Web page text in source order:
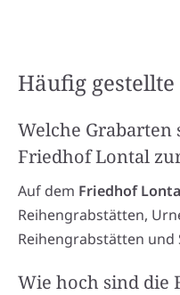
Häufig
Welche Grabarten
Friedhof Lontal
Auf dem Friedhof
Reihengrabstätten,
Reihengrabstätten
Wie hoch sind die